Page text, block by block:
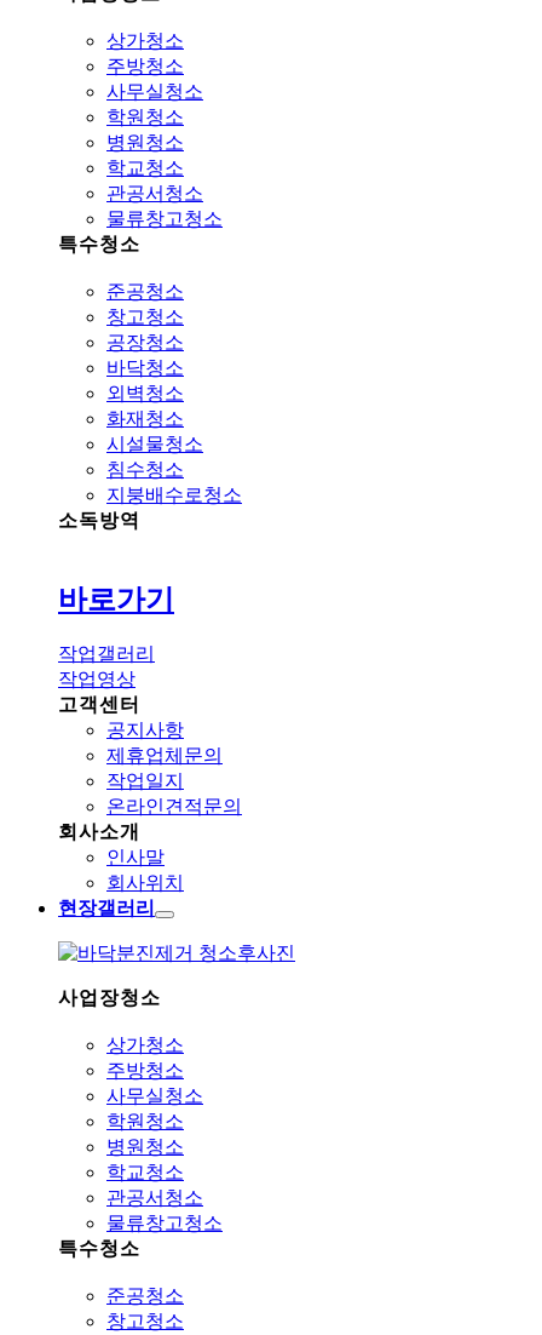
상가청소
주방청소
사무실청소
학원청소
병원청소
학교청소
관공서청소
물류창고청소
특수청소
준공청소
창고청소
공장청소
바닥청소
외벽청소
화재청소
시설물청소
침수청소
지붕배수로청소
소독방역
바로가기
작업갤러리
작업영상
고객센터
공지사항
제휴업체문의
작업일지
온라인견적문의
회사소개
인사말
회사위치
현장갤러리
사업장청소
상가청소
주방청소
사무실청소
학원청소
병원청소
학교청소
관공서청소
물류창고청소
특수청소
준공청소
창고청소